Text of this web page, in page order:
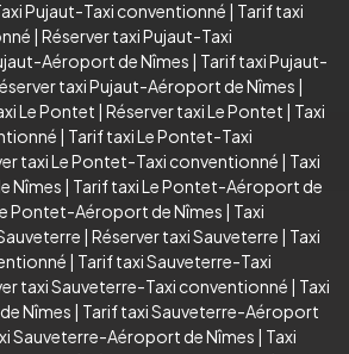
Pujaut-Taxi conventionné | Tarif taxi
| Réserver taxi Pujaut-Taxi
Aéroport de Nîmes | Tarif taxi Pujaut-
taxi Pujaut-Aéroport de Nîmes |
Le Pontet | Réserver taxi Le Pontet | Taxi
| Tarif taxi Le Pontet-Taxi
taxi Le Pontet-Taxi conventionné | Taxi
Nîmes | Tarif taxi Le Pontet-Aéroport de
Pontet-Aéroport de Nîmes | Taxi
| Réserver taxi Sauveterre | Taxi
| Tarif taxi Sauveterre-Taxi
taxi Sauveterre-Taxi conventionné | Taxi
Nîmes | Tarif taxi Sauveterre-Aéroport
Sauveterre-Aéroport de Nîmes | Taxi